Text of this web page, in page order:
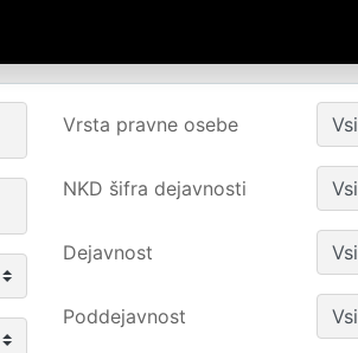
Vrsta pravne osebe
NKD šifra dejavnosti
Dejavnost
Poddejavnost